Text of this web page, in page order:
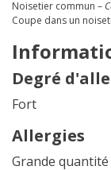
Noisetier commun –
Coupe dans un
Degré
Fort
Allergies
Grande